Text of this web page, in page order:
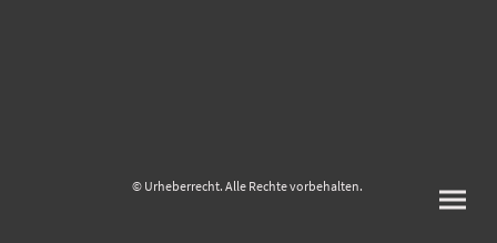
© Urheberrecht. Alle Rechte vorbehalten.